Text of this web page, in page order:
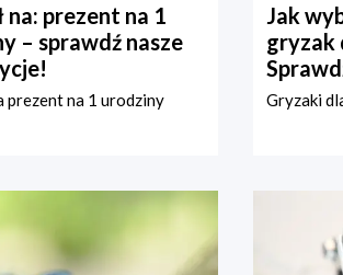
na: prezent na 1
– sprawdź nasze
prezent na 1 urodziny
Jak
gryzak
Gryzaki